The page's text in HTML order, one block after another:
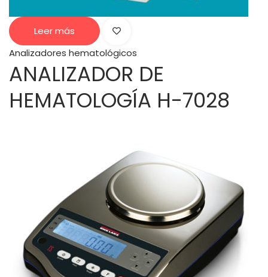
Leer más
Analizadores hematológicos
ANALIZADOR DE
HEMATOLOGÍA H-7028